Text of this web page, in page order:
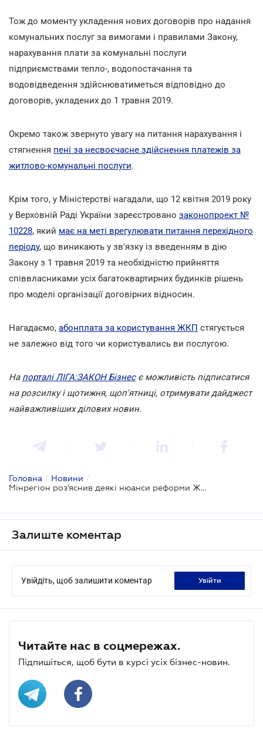
Тож до моменту укладення нових договорів про надання
комунальних послуг за вимогами і правилами Закону,
нарахування плати за комунальні послуги
підприємствами тепло-, водопостачання та
водовідведення здійснюватиметься відповідно до
договорів, укладених до 1 травня 2019.
Окремо також звернуто увагу на питання нарахування і
стягнення пені за несвоєчасне здійснення платежів за
житлово-комунальні послуги.
Крім того, у Міністерстві нагадали, що 12 квітня 2019 року
у Верховній Раді України зареєстровано законопроект №
10228, який має на меті врегулювати питання перехідного
періоду, що виникають у зв'язку із введенням в дію
Закону з 1 травня 2019 та необхідністю прийняття
співвласниками усіх багатоквартирних будинків рішень
про моделі організації договірних відносин.
Нагадаємо, абонплата за користування ЖКП стягується
не залежно від того чи користувались ви послугою.
На порталі ЛІГА:ЗАКОН Бізнесє можливість підписатися
на розсилку і щотижня, щоп'ятниці, отримувати дайджест
найважливіших ділових новин.
Головна / Новини /
Мінрегіон роз'яснив деякі нюанси реформи ЖКГ
Залиште коментар
Увійдіть, щоб залишити коментар увійти
Читайте нас в соцмережах.
Підпишіться, щоб бути в курсі усіх бізнес-новин.